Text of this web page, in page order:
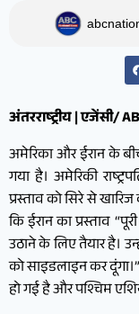
अंतरराष्ट्रीय | एजेंसी/
अमेरिका और ईरान के
गया है। अमेरिकी
प्रस्ताव को सिरे से
कि ईरान का प्रस्ताव
उठाने के लिए तैयार है।
को साइडलाइन कर
हो गई है और पश्चिम